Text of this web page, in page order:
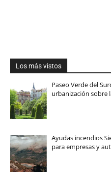
Los más vistos
Paseo Verde del
urbanización sobre
Ayudas incendios
para empresas y